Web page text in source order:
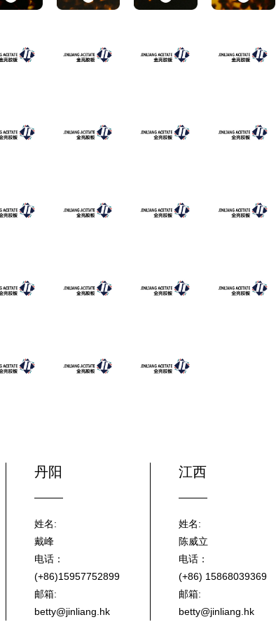
丹阳
姓名:
戴峰
电话：
(+86)15957752899
邮箱:
betty@jinliang.hk
江西
姓名:
陈威立
电话：
(+86) 15868039369
邮箱:
betty@jinliang.hk